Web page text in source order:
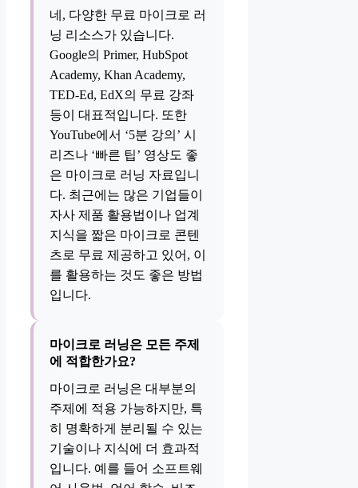
네, 다양한 무료 마이크로 러
닝 리소스가 있습니다.
Google의 Primer, HubSpot
Academy, Khan Academy,
TED-Ed, EdX의 무료 강좌
등이 대표적입니다. 또한
YouTube에서 ‘5분 강의’ 시
리즈나 ‘빠른 팁’ 영상도 좋
은 마이크로 러닝 자료입니
다. 최근에는 많은 기업들이
자사 제품 활용법이나 업계
지식을 짧은 마이크로 콘텐
츠로 무료 제공하고 있어, 이
를 활용하는 것도 좋은 방법
입니다.
마이크로 러닝은 모든 주제
에 적합한가요?
마이크로 러닝은 대부분의
주제에 적용 가능하지만, 특
히 명확하게 분리될 수 있는
기술이나 지식에 더 효과적
입니다. 예를 들어 소프트웨